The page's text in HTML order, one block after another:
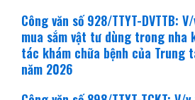
Công văn số 928/TTYT-DVTTB:
mua sắm vật tư dùng trong nha
tác khám chữa bệnh của Trung
năm 2026